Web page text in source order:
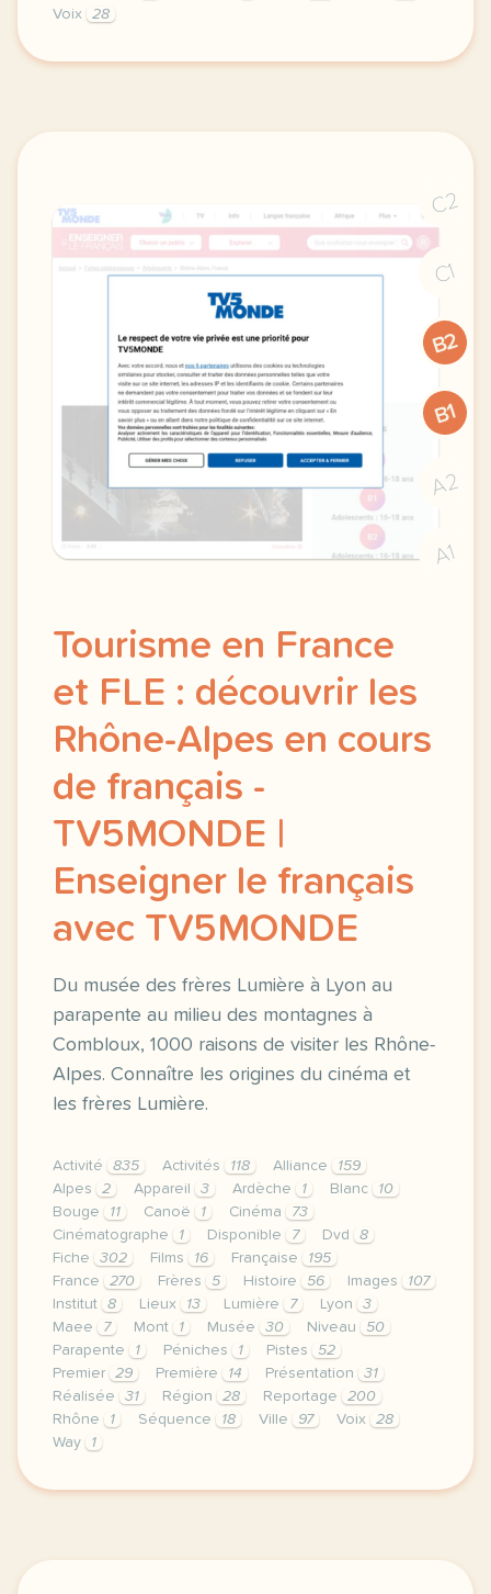
Voix
28
le respect de votre vie privee est une priorite
C2
C1
B2
B1
A2
A1
Tourisme en France
et FLE : découvrir les
Rhône-Alpes en cours
de français -
TV5MONDE |
Enseigner le français
avec TV5MONDE
Du musée des frères Lumière à Lyon au
parapente au milieu des montagnes à
Combloux, 1000 raisons de visiter les Rhône-
Alpes. Connaître les origines du cinéma et
les frères Lumière.
Activité 835 Activités 118 Alliance
159
Alpes
2 Appareil 3 Ardèche 1 Blanc
10
Bouge
11 Canoë 1 Cinéma
73
Cinématographe
1 Disponible 7 Dvd
8
Fiche
302 Films 16 Française
195
France
270 Frères 5 Histoire 56 Images
107
Institut
8 Lieux 13 Lumière 7 Lyon
3
Maee
7 Mont 1 Musée 30 Niveau
50
Parapente
1 Péniches 1 Pistes
52
Premier
29 Première 14 Présentation
31
Réalisée
31 Région 28 Reportage
200
Rhône
1 Séquence 18 Ville 97 Voix
28
Way
1
le respect de votre vie privee est une priorite